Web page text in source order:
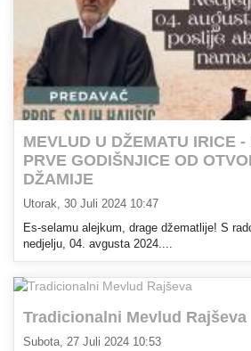
MEVLUD U DŽEMATU IRICE -
PRVE GODIŠNJICE OD
DŽAMIJE
Utorak, 30 Juli 2024 10:47
Es-selamu alejkum, drage džematlije! S
nedjelju, 04. avgusta 2024....
Tradicionalni Mevlud Rajševa
Subota, 27 Juli 2024 10:53